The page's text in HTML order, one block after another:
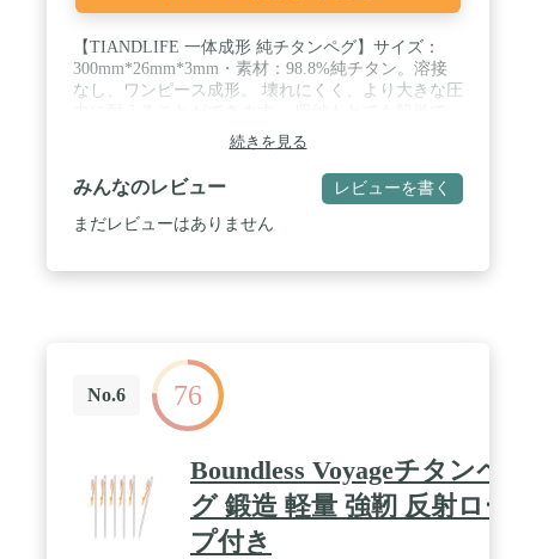
【TIANDLIFE 一体成形 純チタンペグ】サイズ：
300mm*26mm*3mm・素材：98.8%純チタン。溶接
なし、ワンピース成形。 壊れにくく、より大きな圧
水で洗うだけできれいになります。 / 【錆びない、
純チタンペグだからこそ】純チタンは耐食性が非常
に高く、雨時や海辺キャンプでも腐食や錆びが発生
しにくいです。 耐久性に優れています。 さらに、
純チタンは高温下でさまざまな色を示すことがで
【軽くて強い、一体成形チタンペグの魅力】持ち運
びがとても簡単で負担がなく、楽しいアウトドア体
験をもたらします。 / 【海馬型】シンプルでエレガ
ントな曲線デザイン、引き出しやすく、栓抜きとし
続きを見る
みんなのレビュー レビューを書く
まだレビューはありません
No.6 76
Boundless Voyageチタンペ
グ 鍛造 軽量 強靭 反射ロー
プ付き